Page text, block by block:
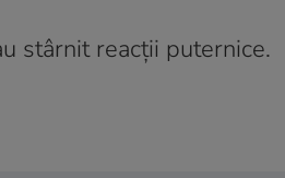
stârnit reacții puternice.